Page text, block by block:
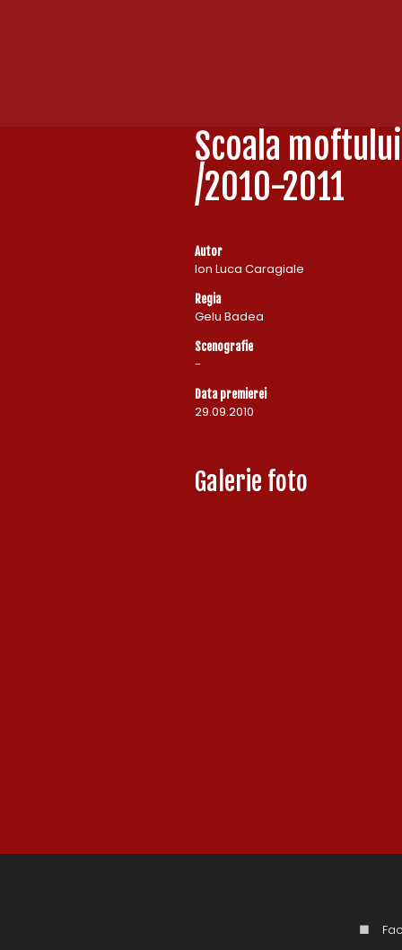
Școala moftului
/2010-2011
Autor
Ion Luca Caragiale
Regia
Gelu Badea
Scenografie
-
Data premierei
29.09.2010
Galerie foto
■